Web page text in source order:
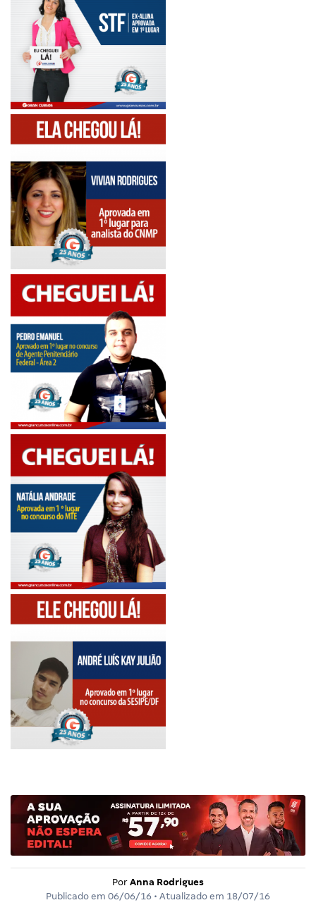
Por Anna Rodrigues
Publicado em 06/06/16 • Atualizado em 18/07/16